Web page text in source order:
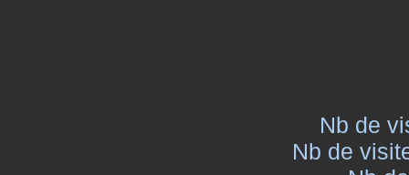
Nb de
Nb de